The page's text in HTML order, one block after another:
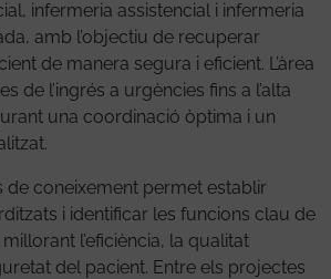
infermeria assistencial i infermeria
amb l’objectiu de recuperar
de manera segura i eficient. L’àrea
de l’ingrés a urgències fins a l’alta
una coordinació òptima i un
de coneixement permet establir
i identificar les funcions clau de
l’eficiència, la qualitat
del pacient. Entre els projectes